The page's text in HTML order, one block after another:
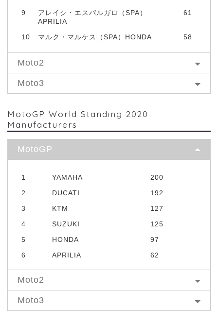
9
アレイシ・エスパルガロ（SPA）
APRILIA
61
10 マルク・マルケス（SPA）HONDA 58
Moto2
Moto3
MotoGP World Standing 2020
Manufacturers
MotoGP
1 YAMAHA
200
2
DUCATI
192
3
KTM
127
4
SUZUKI
125
5
HONDA
97
6
APRILIA 62
Moto2
Moto3